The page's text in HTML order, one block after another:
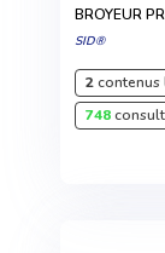
BROYEUR
SID®
2contenus
748